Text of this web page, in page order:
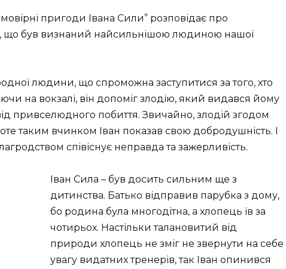
пригоди Івана Сили” розповідає про
що був визнаний найсильнішою людиною нашої
людини, що спроможна заступитися за того, хто
на вокзалі, він допоміг злодію, який видався йому
привселюдного побиття. Звичайно, злодій згодом
таким вчинком Іван показав свою добродушність. І
співіснує неправда та зажерливість.
Іван Сила – був досить сильним ще з
дитинства. Батько відправив парубка з дому,
бо родина була многодітна, а хлопець їв за
чотирьох. Настільки талановитий від
природи хлопець не зміг не звернути на себе
увагу видатних тренерів, так Іван опинився